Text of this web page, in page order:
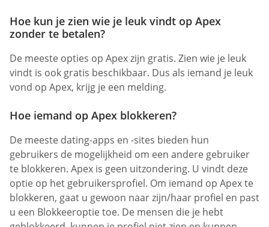
Hoe kun je zien wie je leuk vindt op Apex
zonder te betalen?
De meeste opties op Apex zijn gratis. Zien wie je leuk
vindt is ook gratis beschikbaar. Dus als iemand je leuk
vond op Apex, krijg je een melding.
Hoe iemand op Apex blokkeren?
De meeste dating-apps en -sites bieden hun
gebruikers de mogelijkheid om een andere gebruiker
te blokkeren. Apex is geen uitzondering. U vindt deze
optie op het gebruikersprofiel. Om iemand op Apex te
blokkeren, gaat u gewoon naar zijn/haar profiel en past
u een Blokkeeroptie toe. De mensen die je hebt